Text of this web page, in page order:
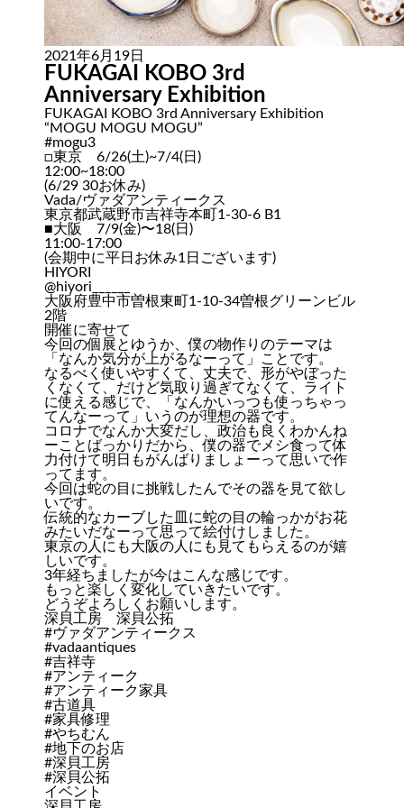
2021年6月19日
FUKAGAI KOBO 3rd
Anniversary Exhibition
FUKAGAI KOBO 3rd Anniversary Exhibition
“MOGU MOGU MOGU”
#mogu3
□東京 6/26(土)~7/4(日)
12:00~18:00
(6/29 30お休み)
Vada/ヴァダアンティークス
東京都武蔵野市吉祥寺本町1-30-6 B1
■大阪 7/9(金)〜18(日)
11:00-17:00
(会期中に平日お休み1日ございます)
HIYORI
@hiyori______
大阪府豊中市曽根東町1-10-34曽根グリーンビル
2階
開催に寄せて
今回の個展とゆうか、僕の物作りのテーマは
「なんか気分が上がるなーって」ことです。
なるべく使いやすくて、丈夫で、形がやぼった
くなくて、だけど気取り過ぎてなくて、ライト
に使える感じで、「なんかいっつも使っちゃっ
てんなーって」いうのが理想の器です。
コロナでなんか大変だし、政治も良くわかんね
ーことばっかりだから、僕の器でメシ食って体
力付けて明日もがんばりましょーって思いで作
ってます。
今回は蛇の目に挑戦したんでその器を見て欲し
いです。
伝統的なカーブした皿に蛇の目の輪っかがお花
みたいだなーって思って絵付けしました。
東京の人にも大阪の人にも見てもらえるのが嬉
しいです。
3年経ちましたが今はこんな感じです。
もっと楽しく変化していきたいです。
どうぞよろしくお願いします。
深貝工房 深貝公拓
#ヴァダアンティークス
#vadaantiques
#吉祥寺
#アンティーク
#アンティーク家具
#古道具
#家具修理
#やちむん
#地下のお店
#深貝工房
#深貝公拓
イベント